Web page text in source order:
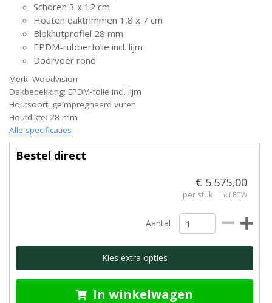
Schoren 3 x 12 cm
Houten daktrimmen 1,8 x 7 cm
Blokhutprofiel 28 mm
EPDM-rubberfolie incl. lijm
Doorvoer rond
Merk: Woodvision
Dakbedekking: EPDM-folie incl. lijm
Houtsoort: geïmpregneerd vuren
Houtdikte: 28 mm
Alle specificaties
Bestel direct
€ 5.575,00
per stuk incl BTW
Aantal
Kies extra opties
In winkelwagen